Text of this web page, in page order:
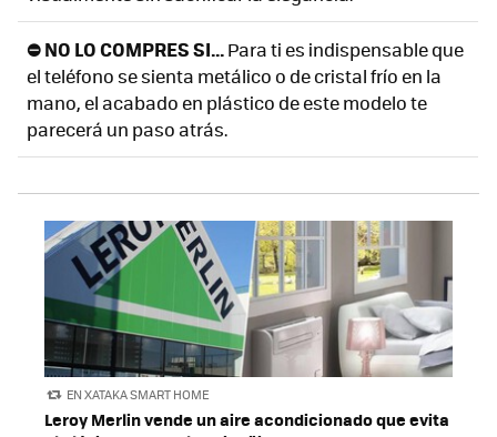
⛔ NO LO COMPRES SI...Para ti es indispensable que
el teléfono se sienta metálico o de cristal frío en la
mano, el acabado en plástico de este modelo te
parecerá un paso atrás.
EN XATAKA SMART HOME
Leroy Merlin vende un aire acondicionado que evita